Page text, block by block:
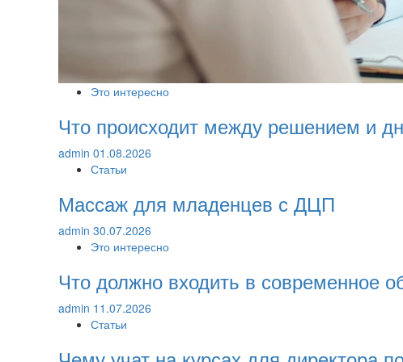
Это интересно
Что происходит между решением и
admin 01.08.2026
Статьи
Массаж для младенцев с ДЦП
admin 30.07.2026
Это интересно
Что должно входить в современное
admin 11.07.2026
Статьи